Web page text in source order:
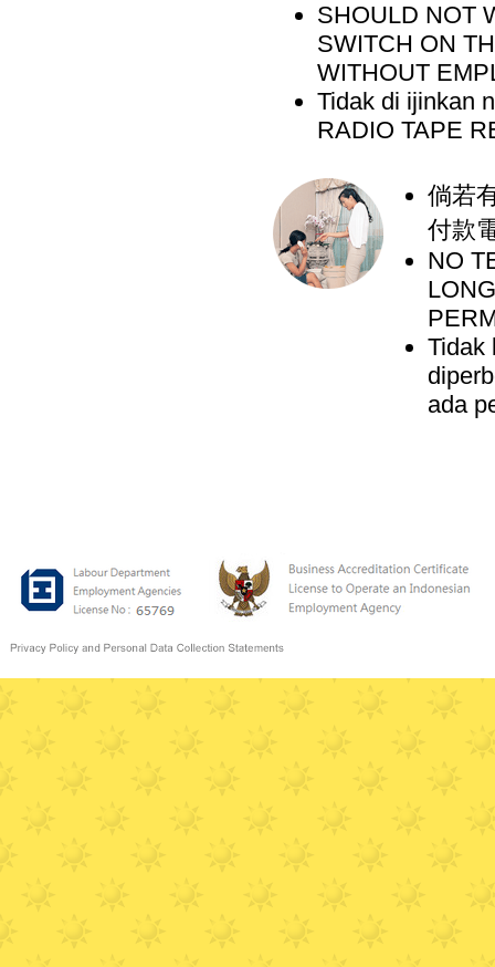
SHOULD NOT
SWITCH ON
WITHOUT
Tidak di ijinkan
RADIO TAPE
倘若
付款
NO
Tidak
ada